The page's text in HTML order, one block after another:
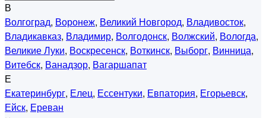
В
Волгоград, Воронеж, Великий Новгород, Владивосток,
Владикавказ, Владимир, Волгодонск, Волжский, Вологда,
Великие Луки, Воскресенск, Воткинск, Выборг, Винница,
Витебск, Ванадзор, Вагаршапат
Е
Екатеринбург, Елец, Ессентуки, Евпатория, Егорьевск,
Ейск, Ереван